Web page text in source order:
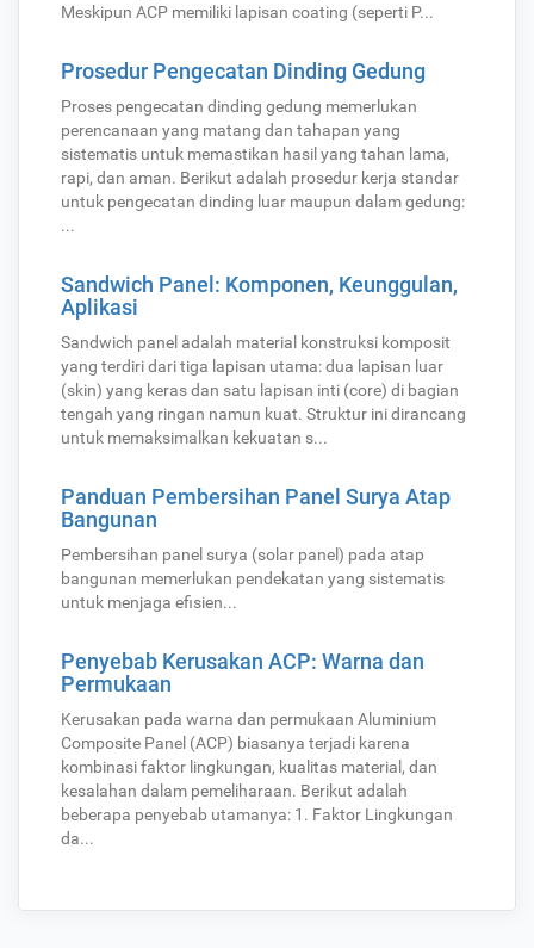
Meskipun ACP memiliki lapisan coating (seperti P...
Prosedur Pengecatan Dinding Gedung
Proses pengecatan dinding gedung memerlukan
perencanaan yang matang dan tahapan yang
sistematis untuk memastikan hasil yang tahan lama,
rapi, dan aman. Berikut adalah prosedur kerja standar
untuk pengecatan dinding luar maupun dalam gedung:
...
Sandwich Panel: Komponen, Keunggulan,
Aplikasi
Sandwich panel adalah material konstruksi komposit
yang terdiri dari tiga lapisan utama: dua lapisan luar
(skin) yang keras dan satu lapisan inti (core) di bagian
tengah yang ringan namun kuat. Struktur ini dirancang
untuk memaksimalkan kekuatan s...
Panduan Pembersihan Panel Surya Atap
Bangunan
Pembersihan panel surya (solar panel) pada atap
bangunan memerlukan pendekatan yang sistematis
untuk menjaga efisien...
Penyebab Kerusakan ACP: Warna dan
Permukaan
Kerusakan pada warna dan permukaan Aluminium
Composite Panel (ACP) biasanya terjadi karena
kombinasi faktor lingkungan, kualitas material, dan
kesalahan dalam pemeliharaan. Berikut adalah
beberapa penyebab utamanya: 1. Faktor Lingkungan
da...